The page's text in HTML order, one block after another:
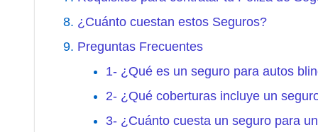
¿Cuánto cuestan estos Seguros?
Preguntas Frecuentes
1- ¿Qué es un seguro para autos
2- ¿Qué coberturas incluye un
3- ¿Cuánto cuesta un seguro para